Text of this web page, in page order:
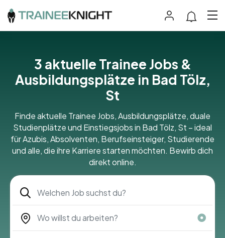
3 aktuelle Trainee Jobs &
Ausbildungsplätze in Bad Tölz,
St
Finde aktuelle Trainee Jobs, Ausbildungsplätze, duale
Studienplätze und Einstiegsjobs in Bad Tölz, St – ideal
für Azubis, Absolventen, Berufseinsteiger, Studierende
und alle, die ihre Karriere starten möchten. Bewirb dich
direkt online.